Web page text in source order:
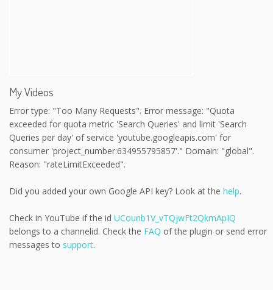
My Videos
Error type: "Too Many Requests". Error message: "Quota
exceeded for quota metric 'Search Queries' and limit 'Search
Queries per day' of service 'youtube.googleapis.com' for
consumer 'project_number:634955795857'." Domain: "global".
Reason: "rateLimitExceeded".
Did you added your own Google API key? Look at the help.
Check in YouTube if the id UCounb1V_vTQjwFt2QkmApIQ
belongs to a channelid. Check the FAQ of the plugin or send error
messages to support.